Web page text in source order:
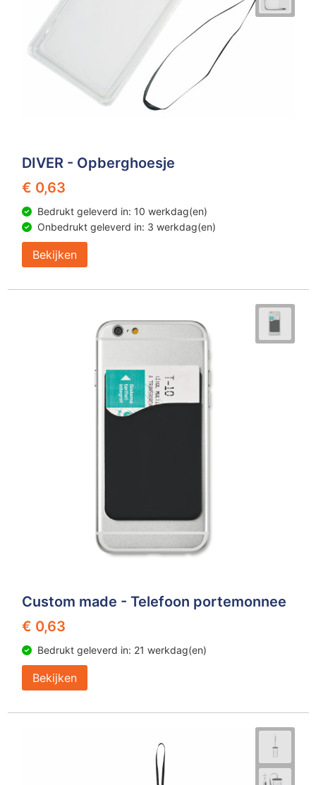
DIVER - Opberghoesje
€ 0,63
Bedrukt geleverd in: 10 werkdag(en)
Onbedrukt geleverd in: 3 werkdag(en)
Bekijken
Custom made - Telefoon portemonnee
€ 0,63
Bedrukt geleverd in: 21 werkdag(en)
Bekijken